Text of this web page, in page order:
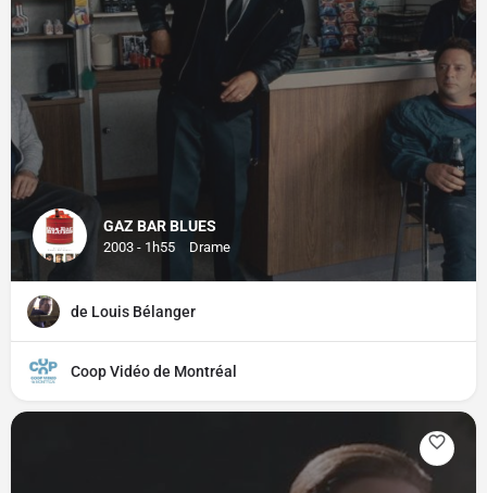
GAZ BAR BLUES
2003 - 1h55 Drame
de Louis Bélanger
Coop Vidéo de Montréal